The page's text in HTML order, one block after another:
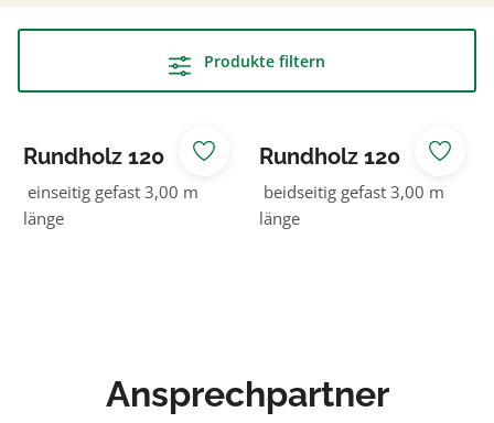
Produkte filtern
Rundholz 120
NADELHOLZ
einseitig gefast 3,00 m
länge
Rundholz 120
NADELHOLZ
beidseitig gefast 3,00 m
länge
Ansprechpartner